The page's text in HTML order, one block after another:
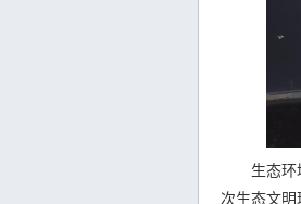
生态环境
次生态文明